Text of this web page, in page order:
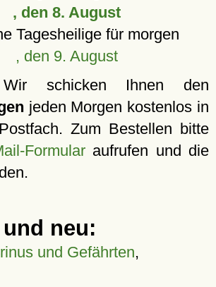
, den 8. August
Tagesheilige für morgen
, den 9. August
schicken Ihnen den
jeden Morgen kostenlos in
Zum Bestellen bitte
Formular aufrufen und die
neu:
und Gefährten,